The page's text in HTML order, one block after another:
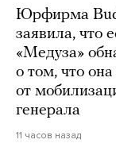
Юрфирма
заявила, что
«Медуза»
о том, что
от
генерала
11 часов назад